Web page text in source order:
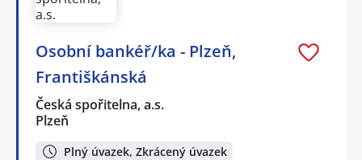
Osobní bankéř/ka - Plzeň,
Františkánská
Česká spořitelna, a.s.
Plzeň
Plný úvazek, Zkrácený úvazek